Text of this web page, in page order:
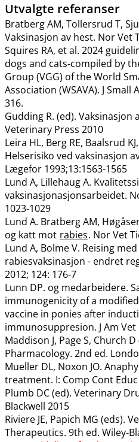
Utvalgte referanser
Bratberg AM, Tollersrud T,
Vaksinasjon av hest. Nor Vet
Squires RA, et al. 2024
dogs and cats-compiled by
Group (VGG) of the World
Association (WSAVA). J Small
316.
Gudding R. (ed). Vaksinasjon
Veterinary Press 2010
Leira HL, Berg RE, Baalsrud
Helserisiko ved vaksinasjon
Lægefor 1993;13:1563-1565
Lund A, Lillehaug A.
vaksinasjonasjonsarbeidet.
1023-1029
Lund A. Bratberg AM,
og katt mot rabies. Nor Vet
Lund A, Bolme V. Reising
rabiesvaksinasjon - endret
2012; 124: 176-7
Lunn DP. og medarbeidere.
immunogenicity of a
vaccine in ponies after
immunosuppresion. J Am Vet
Maddison J, Page S, Church
Pharmacology. 2nd ed.
Mueller DL, Noxon JO.
treatment. I: Comp Cont
Plumb DC (ed). Veterinary
Blackwell 2015
Riviere JE, Papich MG (eds).
Therapeutics. 9th ed. Wiley-